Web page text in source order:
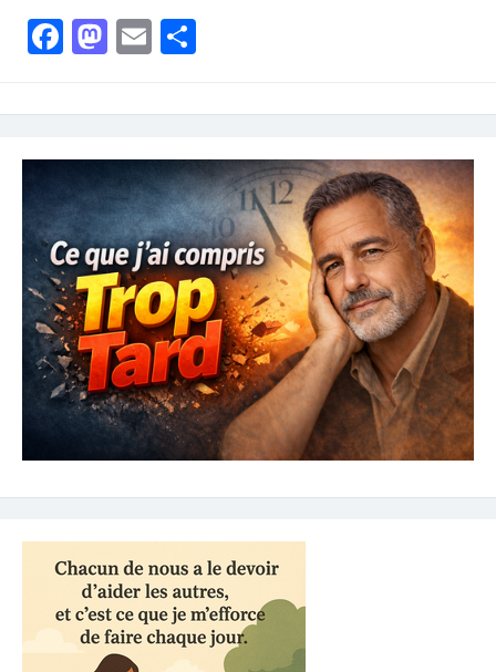
Facebook
Mastodon
Email